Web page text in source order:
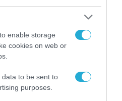
enable storage
cookies on web or
to be sent to
purposes.
την Τεχνητή
AI
αγορά